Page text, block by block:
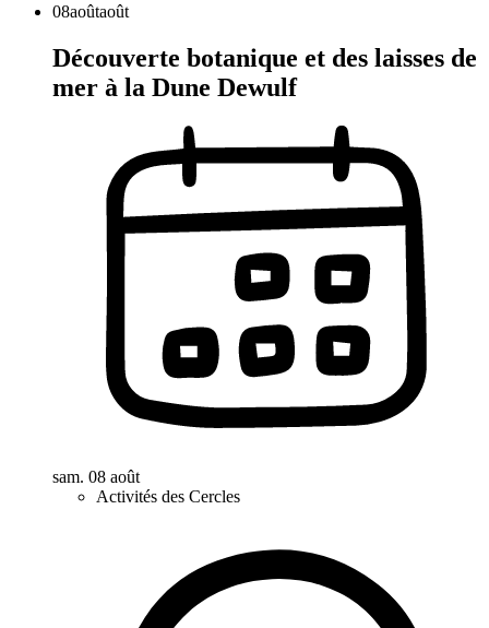
08aoûtaoût
Découverte botanique et des laisses de
mer à la Dune Dewulf
sam. 08 août
Activités des Cercles